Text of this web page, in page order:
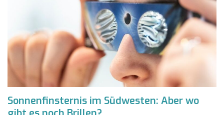
Sonnenfinsternis im Südwesten: Aber wo